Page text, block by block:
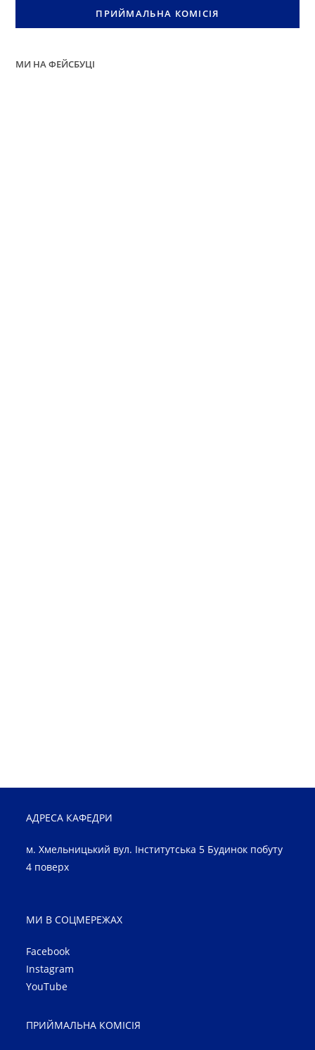
ПРИЙМАЛЬНА КОМІСІЯ
МИ НА ФЕЙСБУЦІ
АДРЕСА КАФЕДРИ
м. Хмельницький вул. Інститутська 5 Будинок побуту
4 поверх
МИ В СОЦМЕРЕЖАХ
Facebook
Instagram
YouTube
ПРИЙМАЛЬНА КОМІСІЯ